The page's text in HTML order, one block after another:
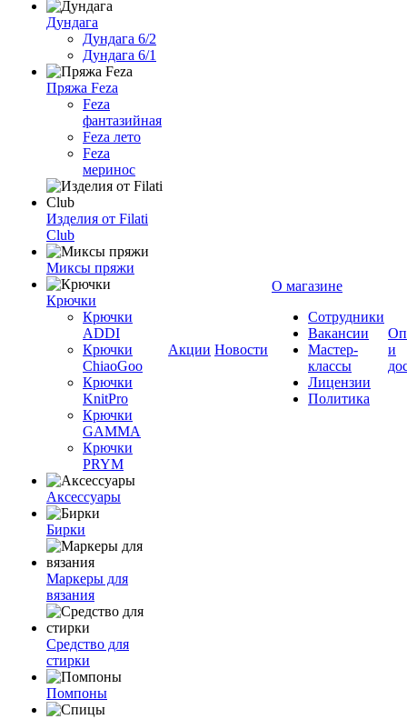
Дундага
Дундага 6/2
Дундага 6/1
Пряжа Feza
Feza
фантазийная
Feza лето
Feza
меринос
Изделия от Filati
Club
Миксы пряжи
Крючки
Крючки
ADDI
Крючки
ChiaoGoo
Крючки
KnitPro
Крючки
GAMMA
Крючки
PRYM
Аксессуары
Бирки
Маркеры для
вязания
Средство для
стирки
Помпоны
Акции Новости
О магазине
Сотрудники
Вакансии
Мастер-
классы
Лицензии
Политика
и